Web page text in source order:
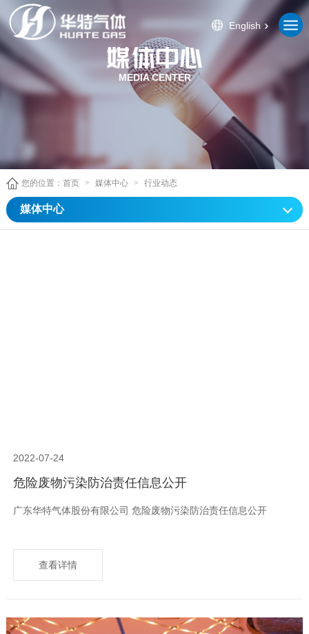
English
MEDIA CENTER
您的位置： 首页 > 媒体中心 > 行业动态
媒体中心
2022-07-24
危险废物污染防治责任信息公开
广东华特气体股份有限公司 危险废物污染防治责任信息公开
查看详情